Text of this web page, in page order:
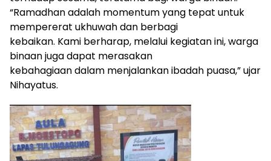
“Ramadhan adalah momentum yang tepat untuk
mempererat ukhuwah dan berbagi
kebaikan. Kami berharap, melalui kegiatan ini, warga
binaan juga dapat merasakan
kebahagiaan dalam menjalankan ibadah puasa,” ujar
Nihayatus.